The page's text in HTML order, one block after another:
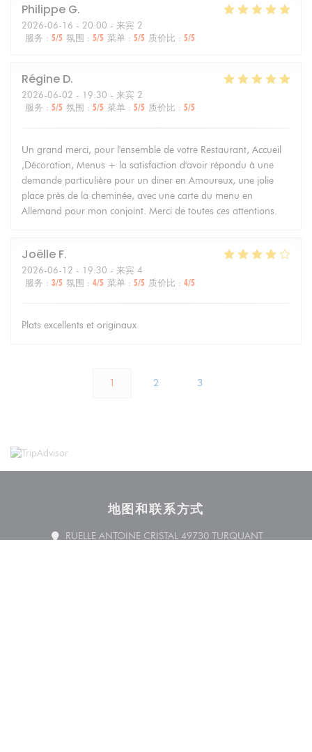
Philippe G
2026-06-16 - 20:00 - 来宾 2
服务 : 5/5 氛围 : 5/5 菜单 : 5/5 质价比 : 5/5
Régine D
2026-06-02 - 19:30 - 来宾 2
服务 : 5/5 氛围 : 5/5 菜单 : 5/5 质价比 : 5/5
Un grand merci, pour l'ensemble de votre Restaurant, Accueil
,Décoration, Menus + la satisfaction d'avoir répondu à une
demande particulière pour un diner en Amoureux, une jolie
place près de la cheminée, avec une carte du menu en
Allemand pour mon conjoint. Merci de toutes ces attentions.
Joëlle F
2026-06-12 - 19:30 - 来宾 4
服务 : 3/5 氛围 : 4/5 菜单 : 5/5 质价比 : 4/5
Plats excellents et originaux
1 2 3
地图和联系方式
RUELLE ANTOINE CRISTAL 49730 TURQUANT((在新窗口